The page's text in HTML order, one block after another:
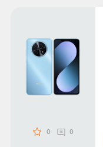
0 0